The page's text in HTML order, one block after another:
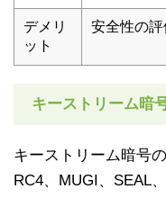
デメリ
ット
安全性の
キーストリーム暗
キーストリーム暗号
RC4、MUGI、SEAL